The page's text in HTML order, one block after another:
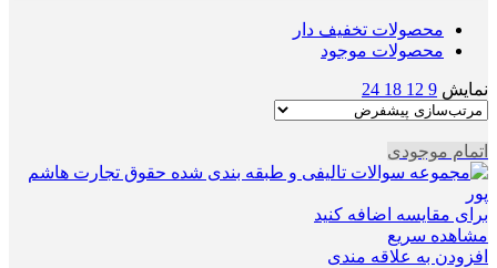
محصولات تخفیف دار
محصولات موجود
نمایش 9
12
18
24
اتمام موجودی
برای مقایسه اضافه کنید
مشاهده سریع
افزودن به علاقه مندی